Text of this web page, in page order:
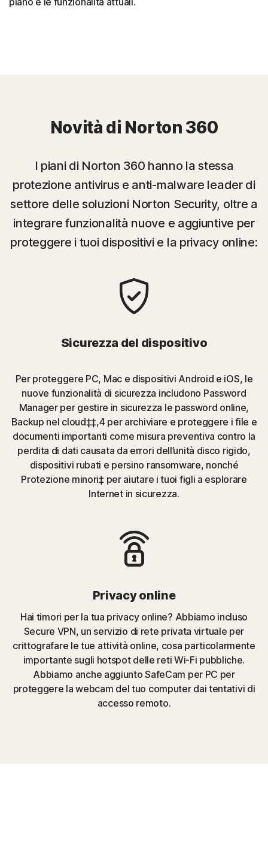
Novità di Norton 360
I piani di Norton 360 hanno la stessa
protezione antivirus e anti-malware leader di
settore delle soluzioni Norton Security, oltre a
integrare funzionalità nuove e aggiuntive per
proteggere i tuoi dispositivi e la privacy online:
Sicurezza del dispositivo
Per proteggere PC, Mac e dispositivi Android e iOS, le
nuove funzionalità di sicurezza includono Password
Manager per gestire in sicurezza le password online,
Backup nel cloud‡‡,4 per archiviare e proteggere i file e
documenti importanti come misura preventiva contro la
perdita di dati causata da errori dell’unità disco rigido,
dispositivi rubati e persino ransomware, nonché
Protezione minori‡ per aiutare i tuoi figli a esplorare
Internet in sicurezza.
Privacy online
Hai timori per la tua privacy online? Abbiamo incluso
Secure VPN, un servizio di rete privata virtuale per
crittografare le tue attività online, cosa particolarmente
importante sugli hotspot delle reti Wi-Fi pubbliche.
Abbiamo anche aggiunto SafeCam per PC per
proteggere la webcam del tuo computer dai tentativi di
accesso remoto.